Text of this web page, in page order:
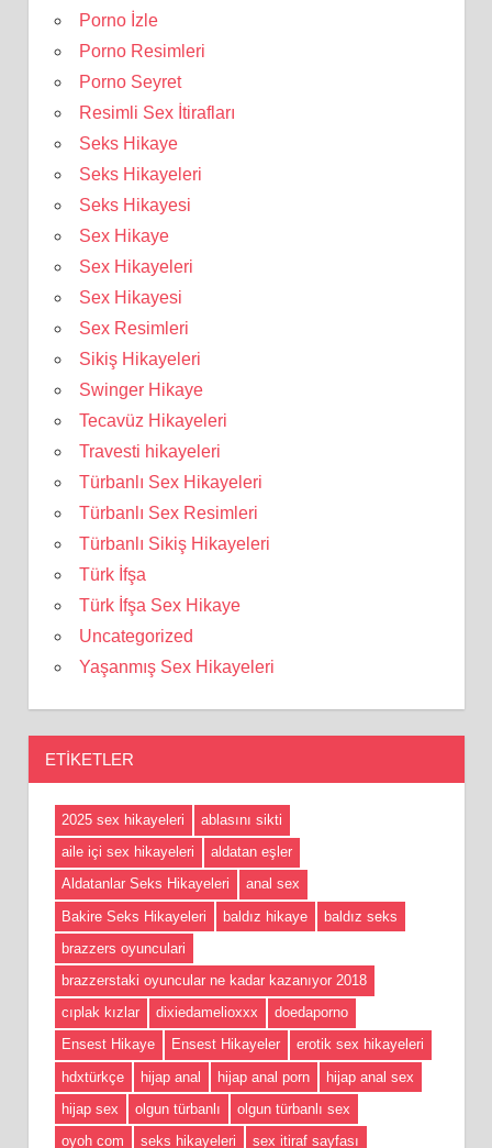
Porno İzle
Porno Resimleri
Porno Seyret
Resimli Sex İtirafları
Seks Hikaye
Seks Hikayeleri
Seks Hikayesi
Sex Hikaye
Sex Hikayeleri
Sex Hikayesi
Sex Resimleri
Sikiş Hikayeleri
Swinger Hikaye
Tecavüz Hikayeleri
Travesti hikayeleri
Türbanlı Sex Hikayeleri
Türbanlı Sex Resimleri
Türbanlı Sikiş Hikayeleri
Türk İfşa
Türk İfşa Sex Hikaye
Uncategorized
Yaşanmış Sex Hikayeleri
ETIKETLER
2025 sex hikayeleri
ablasını sikti
aile içi sex hikayeleri
aldatan eşler
Aldatanlar Seks Hikayeleri
anal sex
Bakire Seks Hikayeleri
baldız hikaye
baldız seks
brazzers oyunculari
brazzerstaki oyuncular ne kadar kazanıyor 2018
cıplak kızlar
dixiedamelioxxx
doedaporno
Ensest Hikaye
Ensest Hikayeler
erotik sex hikayeleri
hdxtürkçe
hijap anal hijap anal porn
hijap anal sex
hijap sex
olgun türbanlı
olgun türbanlı sex
oyoh com
seks hikayeleri sex itiraf sayfası